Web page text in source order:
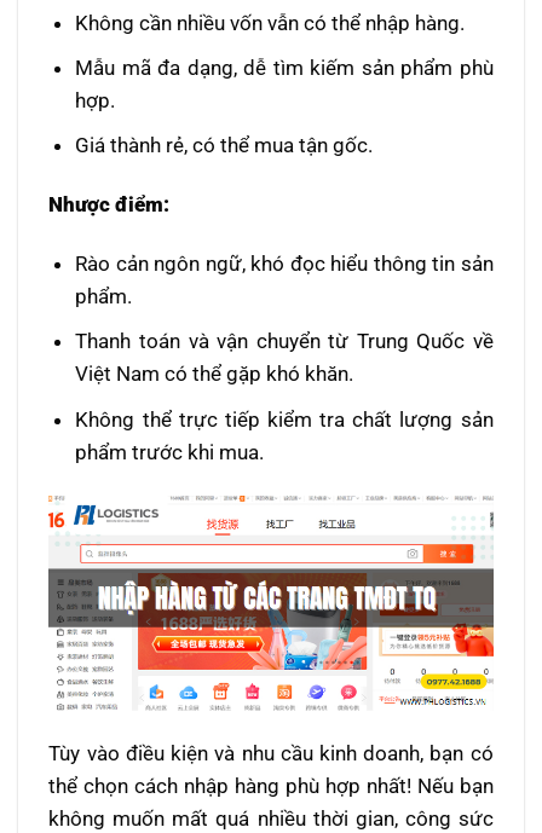
Không cần nhiều vốn vẫn có thể nhập hàng.
Mẫu mã đa dạng, dễ tìm kiếm sản phẩm phù
hợp.
Giá thành rẻ, có thể mua tận gốc.
Nhược điểm:
Rào cản ngôn ngữ, khó đọc hiểu thông tin sản
phẩm.
Thanh toán và vận chuyển từ Trung Quốc về
Việt Nam có thể gặp khó khăn.
Không thể trực tiếp kiểm tra chất lượng sản
phẩm trước khi mua.
Tùy vào điều kiện và nhu cầu kinh doanh, bạn có
thể chọn cách nhập hàng phù hợp nhất! Nếu bạn
không muốn mất quá nhiều thời gian, công sức